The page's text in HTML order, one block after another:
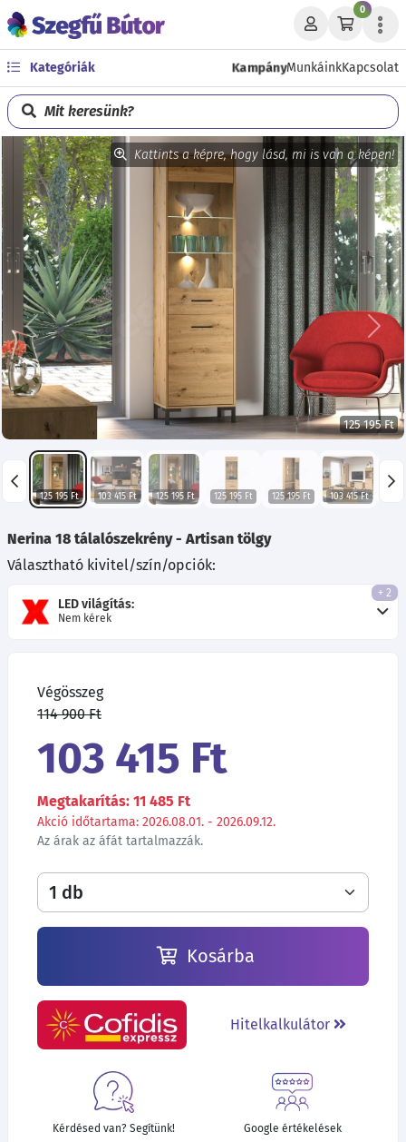
0
Kategóriák KampányMunkáinkKapcsolat
Mit keresünk?
Kattints a képre, hogy lásd, mi is van a képen!
125 195 Ft
Előző
125 195 Ft 103 415 Ft 125 195 Ft 125 195 Ft 125 195 Ft 103 415 Ft
Nerina 18 tálalószekrény - Artisan tölgy
Választható kivitel/szín/opciók:
LED világítás:
Nem kérek
+ 2
Végösszeg
114 900 Ft
103 415 Ft
Megtakarítás: 11 485 Ft
Akció időtartama: 2026.08.01. - 2026.09.12.
Az árak az áfát tartalmazzák.
Kosárba
Hitelkalkulátor
Kérdésed van? Segítünk! Google értékelések